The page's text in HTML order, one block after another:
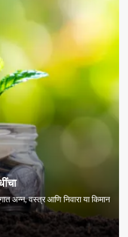
अन्न, वस्त्र आणि निवारा या किमान